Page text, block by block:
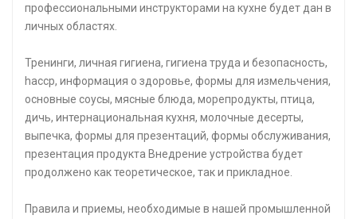
профессиональными инструкторами на кухне будет дан в
личных областях.
Тренинги, личная гигиена, гигиена труда и безопасность,
haccp, информация о здоровье, формы для измельчения,
основные соусы, мясные блюда, морепродукты, птица,
дичь, интернациональная кухня, молочные десерты,
выпечка, формы для презентаций, формы обслуживания,
презентация продукта Внедрение устройства будет
продолжено как теоретическое, так и прикладное.
Правила и приемы, необходимые в нашей промышленной